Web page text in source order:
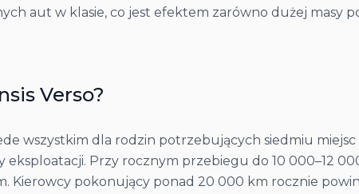
aut w klasie, co jest efektem zarówno dużej masy
Verso?
wszystkim dla rodzin potrzebujących siedmiu
eksploatacji. Przy rocznym przebiegu do 10 000–12
Kierowcy pokonujący ponad 20 000 km rocznie